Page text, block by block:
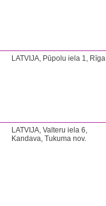
LATVIJA, Pūpolu iela 1, Rīga
LATVIJA, Valteru iela 6,
Kandava, Tukuma nov.